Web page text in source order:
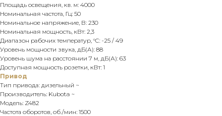
Площадь освещения, кв. м: 4000
Номинальная частота, Гц: 50
Номинальное напряжение, В: 230
Номинальная мощность, кВт: 2,3
Диапазон рабочих температур, °C: -25 / 49
Уровень мощности звука, дБ(А): 88
Уровень шума на расстоянии 7 м, дБ(А): 63
Доступная мощность розетки, кВт: 1
Привод
Тип привода: дизельный ~
Производитель: Kubota ~
Модель: Z482
Частота оборотов, об./мин: 1500